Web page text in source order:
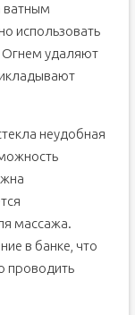
ватным
использовать
Огнем удаляют
неудобная
массажа.
в банке, что
проводить